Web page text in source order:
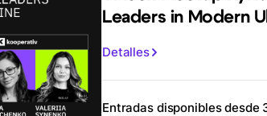
Leaders in Modern
Detalles
Entradas disponibles desde